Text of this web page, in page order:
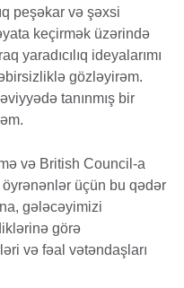
peşəkar və şəxsi
keçirmək üzərində
yaradıcılıq ideyalarımı
gözləyirəm.
tanınmış bir
və British Council-a
üçün bu qədər
gələcəyimizi
görə
və fəal vətəndaşları